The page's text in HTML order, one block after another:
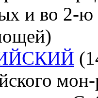
и во 2-